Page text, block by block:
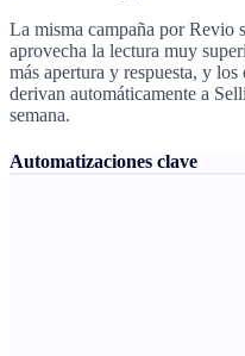
La misma campaña por Revio
aprovecha la lectura muy
más apertura y respuesta, y
derivan automáticamente a
semana.
Automatizaciones clave